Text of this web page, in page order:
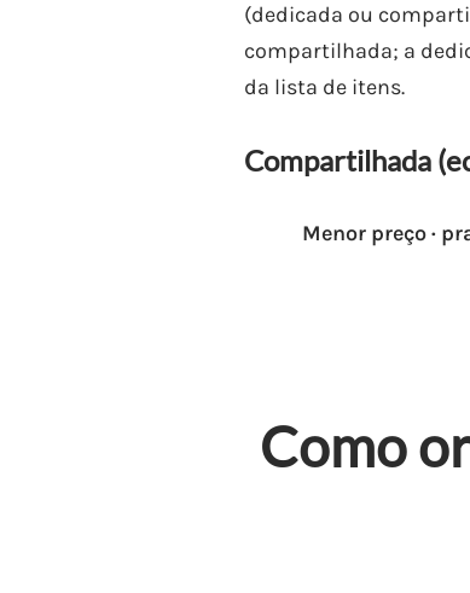
(dedicada ou
compartilhada; a
da lista de itens.
Compartilhada
Menor preço ·
Como